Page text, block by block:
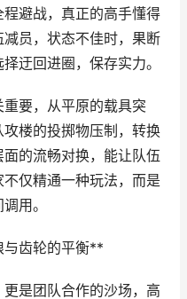
避战，真正的高手懂得
员，状态不佳时，果断
迂回进圈，保存实力。
要，从平原的载具突
楼的投掷物压制，转换
的流畅对换，能让队伍
仅精通一种玩法，而是
用。
与齿轮的平衡**
是团队合作的沙场，高